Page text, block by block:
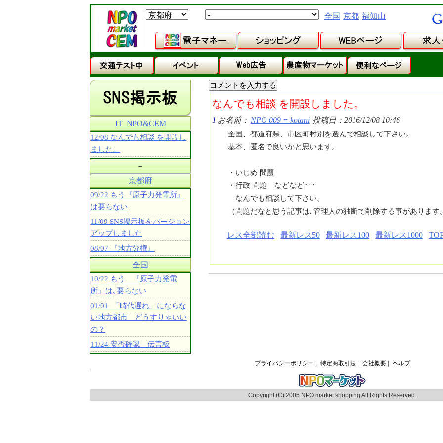
全国 京都 福知山
なんでも相談 を開設しました。
1 お名前： NPO 009 = kotani 投稿日：2016/12/08 10:46
全国、都道府県、市区町村別を選んで相談して下さい。
基本、匿名で良いかと思います。
・いじめ 問題
・行政 問題 などなど･･･
なんでも相談して下さい。
（問題だなと思う記事は､管理人の独断で削除する事があります
レス全部読む 最新レス50 最新レス100 最新レス1000
IT_NPO&CEM
12/08 なんでも相談 を開設し
ました。
－
京都府
09/22 もう『原子力発電所』
は要らない
11/09 SNS掲示板をバージョン
アップしました
08/07 『地方分権』
全国
10/22 もう 『原子力発電
所』は､要らない
01/01 「時代遅れ」にならな
い地方都市 どうすりゃいい
の？
11/24 安否確認 伝言板
プライバシーポリシー 特定商取引法| 会社概要| ヘルプ
Copyright (C) 2005 NPO market shopping All Rights Reserved.